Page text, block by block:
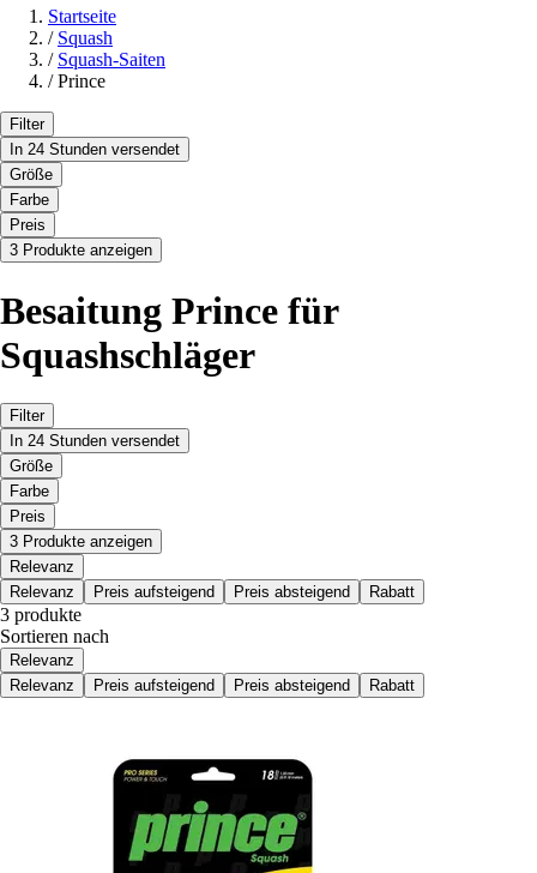
Startseite
/ Squash
/ Squash-Saiten
/ Prince
Filter
In 24 Stunden versendet
Größe
Farbe
Preis
3 Produkte anzeigen
Besaitung Prince für
Squashschläger
Filter
In 24 Stunden versendet
Größe
Farbe
Preis
3 Produkte anzeigen
Relevanz
Relevanz
Preis aufsteigend Preis absteigend Rabatt
3 produkte
Sortieren nach
Relevanz
Relevanz
Preis aufsteigend Preis absteigend Rabatt